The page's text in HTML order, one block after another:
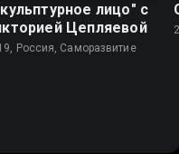
лицо" с
Цепляевой
Россия, Саморазвитие